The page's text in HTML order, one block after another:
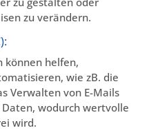
zu verändern.
können helfen,
wie zB. die
Verwalten von E-Mails
wodurch wertvolle
wird.